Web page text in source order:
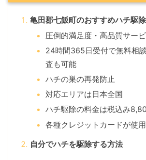
亀田郡七飯町のおすすめハチ駆
圧倒的満足度・高品質サー
24時間365日受付で無料相
査も可能
ハチの巣の再発防止
対応エリアは日本全国
ハチ駆除の料金は税込み
各種クレジットカードが使
自分でハチを駆除する方法